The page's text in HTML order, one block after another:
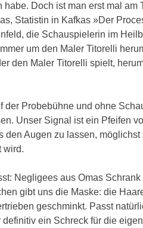
Doch ist man erst mal am
Statistin in Kafkas »Der
die Schauspielerin im
um den Maler Titorelli
den Maler Titorelli spielt,
Probebühne und ohne
Unser Signal ist ein Pfeifen
Augen zu lassen,
wird.
Negligees aus Omas
gibt uns die Maske: die
geschminkt. Passt
ein Schreck für die